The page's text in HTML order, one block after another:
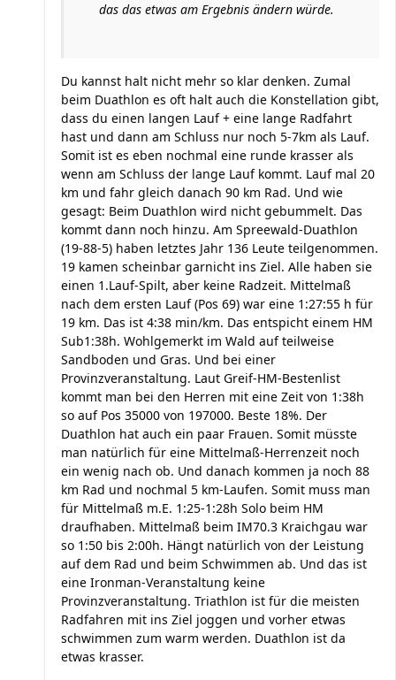
das das etwas am Ergebnis ändern würde.
Du kannst halt nicht mehr so klar denken. Zumal
beim Duathlon es oft halt auch die Konstellation gibt,
dass du einen langen Lauf + eine lange Radfahrt
hast und dann am Schluss nur noch 5-7km als Lauf.
Somit ist es eben nochmal eine runde krasser als
wenn am Schluss der lange Lauf kommt. Lauf mal 20
km und fahr gleich danach 90 km Rad. Und wie
gesagt: Beim Duathlon wird nicht gebummelt. Das
kommt dann noch hinzu. Am Spreewald-Duathlon
(19-88-5) haben letztes Jahr 136 Leute teilgenommen.
19 kamen scheinbar garnicht ins Ziel. Alle haben sie
einen 1.Lauf-Spilt, aber keine Radzeit. Mittelmaß
nach dem ersten Lauf (Pos 69) war eine 1:27:55 h für
19 km. Das ist 4:38 min/km. Das entspicht einem HM
Sub1:38h. Wohlgemerkt im Wald auf teilweise
Sandboden und Gras. Und bei einer
Provinzveranstaltung. Laut Greif-HM-Bestenlist
kommt man bei den Herren mit eine Zeit von 1:38h
so auf Pos 35000 von 197000. Beste 18%. Der
Duathlon hat auch ein paar Frauen. Somit müsste
man natürlich für eine Mittelmaß-Herrenzeit noch
ein wenig nach ob. Und danach kommen ja noch 88
km Rad und nochmal 5 km-Laufen. Somit muss man
für Mittelmaß m.E. 1:25-1:28h Solo beim HM
draufhaben. Mittelmaß beim IM70.3 Kraichgau war
so 1:50 bis 2:00h. Hängt natürlich von der Leistung
auf dem Rad und beim Schwimmen ab. Und das ist
eine Ironman-Veranstaltung keine
Provinzveranstaltung. Triathlon ist für die meisten
Radfahren mit ins Ziel joggen und vorher etwas
schwimmen zum warm werden. Duathlon ist da
etwas krasser.